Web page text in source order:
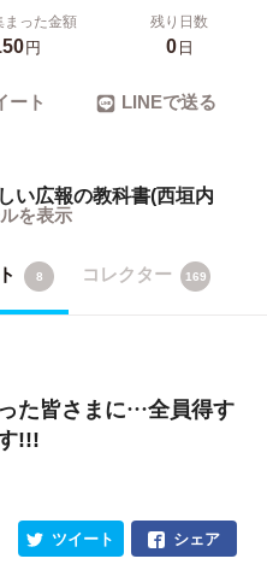
った金額
円
残り日数
0日
ート LINEで送る
い広報の教科書(西垣内
を表示
8 コレクター 169
た皆さまに…全員得す
!!!
シェア
ツイート